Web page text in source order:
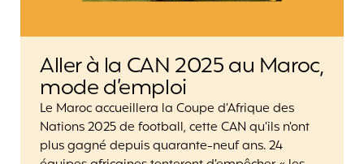
Aller à la CAN 2025 au Maroc,
mode d’emploi
Le Maroc accueillera la Coupe d’Afrique des
Nations 2025 de football, cette CAN qu’ils n’ont
plus gagné depuis quarante-neuf ans. 24